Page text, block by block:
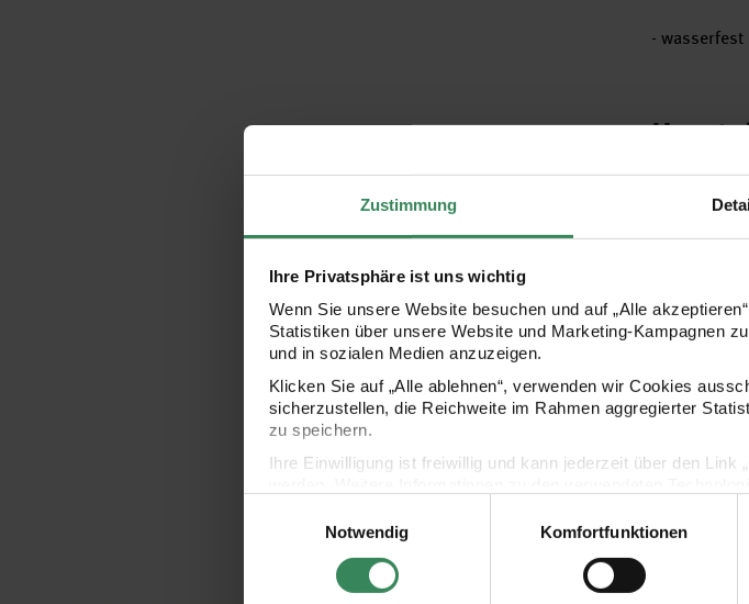
Zustimmung
Ihre Privatsphäre ist uns wichtig
Wenn Sie unsere Website besuchen und auf „Alle
Statistiken über unsere Website und Marketing-Kampagnen
und in sozialen Medien anzuzeigen.
Klicken Sie auf „Alle ablehnen“, verwenden wir Cookies
sicherzustellen, die Reichweite im Rahmen aggregierter
zu speichern.
Ihre Einwilligung ist freiwillig und kann jederzeit über den Link
Impressum
Datenschutz Vertrag widerrufen
Notwendig
Komfortfunktionen
-
Pigment Liner Sakura Pigma Micron Pigment Liner